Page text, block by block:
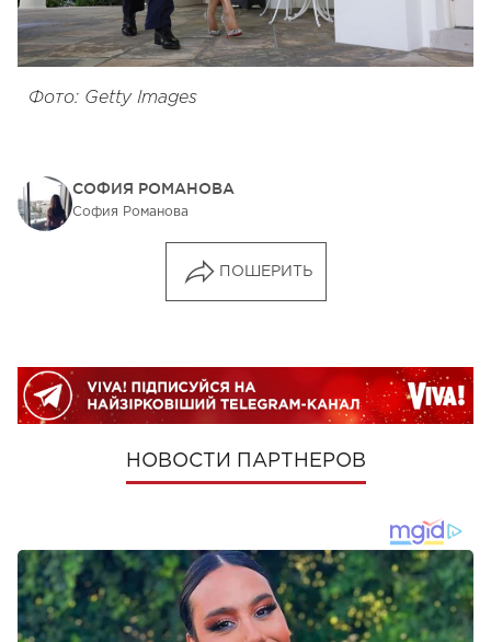
Фото: Getty Images
СОФИЯ РОМАНОВА
София Романова
ПОШЕРИТЬ
НОВОСТИ ПАРТНЕРОВ